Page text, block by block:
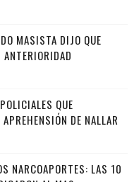
MASISTA DIJO QUE
QUE
DE NALLAR
NARCOAPORTES: LAS 10